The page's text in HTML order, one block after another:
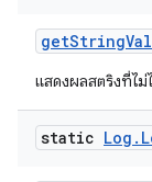
getString
แสดงผลสตริงที่ไ
static Log .